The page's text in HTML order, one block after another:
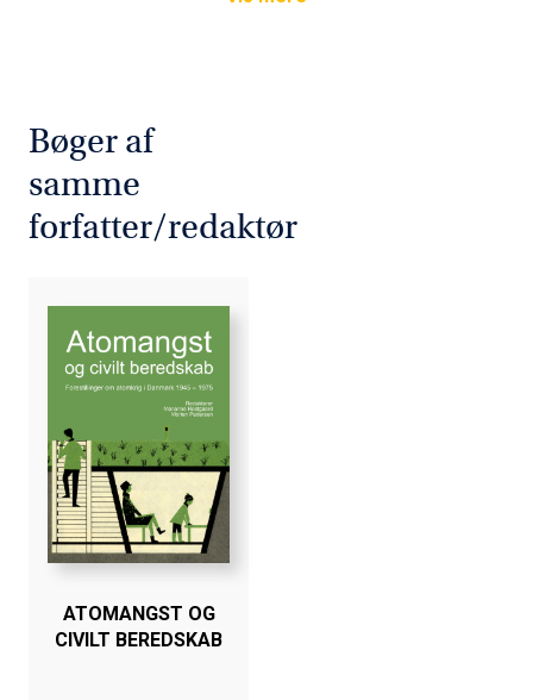
Bøger af
samme
forfatter/redaktør
ATOMANGST OG
CIVILT BEREDSKAB